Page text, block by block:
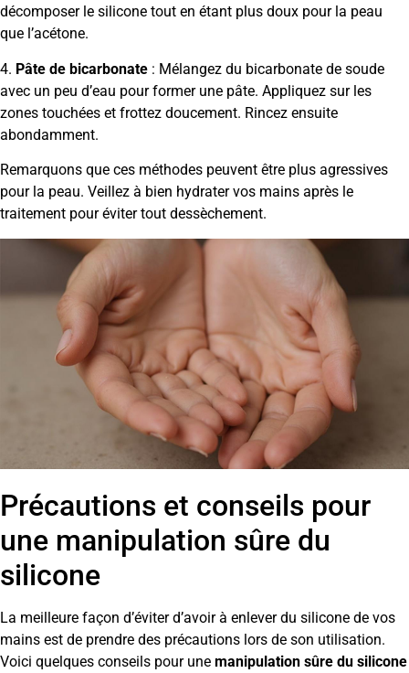
décomposer le silicone tout en étant plus doux pour la peau
que l’acétone.
4. Pâte de bicarbonate : Mélangez du bicarbonate de soude
avec un peu d’eau pour former une pâte. Appliquez sur les
zones touchées et frottez doucement. Rincez ensuite
abondamment.
Remarquons que ces méthodes peuvent être plus agressives
pour la peau. Veillez à bien hydrater vos mains après le
traitement pour éviter tout dessèchement.
Précautions et conseils pour
une manipulation sûre du
silicone
La meilleure façon d’éviter d’avoir à enlever du silicone de vos
mains est de prendre des précautions lors de son utilisation.
Voici quelques conseils pour une manipulation sûre du silicone